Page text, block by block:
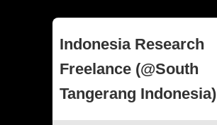
Indonesia Research
Freelance (@South
Tangerang Indonesia)